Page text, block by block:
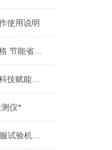
使用说明
恒温恒湿养护试验箱价格 节能省电30% 质保2年
全自动恒温水养护箱：科技赋能，品质守护
测仪*
WAWD-2000B型电液伺服试验机钳口自动夹紧